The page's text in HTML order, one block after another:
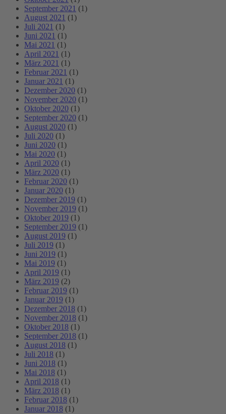
September 2021 (1)
August 2021 (1)
Juli 2021 (1)
Juni 2021 (1)
Mai 2021 (1)
April 2021 (1)
März 2021 (1)
Februar 2021 (1)
Januar 2021 (1)
Dezember 2020 (1)
November 2020 (1)
Oktober 2020 (1)
September 2020 (1)
August 2020 (1)
Juli 2020 (1)
Juni 2020 (1)
Mai 2020 (1)
April 2020 (1)
März 2020 (1)
Februar 2020 (1)
Januar 2020 (1)
Dezember 2019 (1)
November 2019 (1)
Oktober 2019 (1)
September 2019 (1)
August 2019 (1)
Juli 2019 (1)
Juni 2019 (1)
Mai 2019 (1)
April 2019 (1)
März 2019 (2)
Februar 2019 (1)
Januar 2019 (1)
Dezember 2018 (1)
November 2018 (1)
Oktober 2018 (1)
September 2018 (1)
August 2018 (1)
Juli 2018 (1)
Juni 2018 (1)
Mai 2018 (1)
April 2018 (1)
März 2018 (1)
Februar 2018 (1)
Januar 2018 (1)